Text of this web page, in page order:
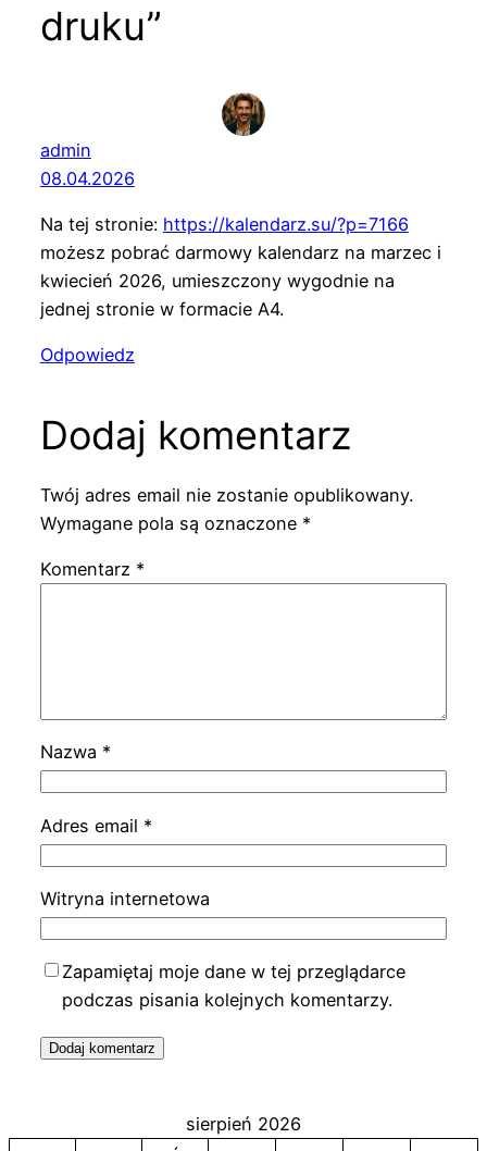
druku”
admin
08.04.2026
Na tej stronie: https://kalendarz.su/?p=7166
możesz pobrać darmowy kalendarz na marzec i
kwiecień 2026, umieszczony wygodnie na
jednej stronie w formacie A4.
Odpowiedz
Dodaj komentarz
Twój adres email nie zostanie opublikowany.
Wymagane pola są oznaczone *
Komentarz *
Nazwa *
Adres email *
Witryna internetowa
Zapamiętaj moje dane w tej przeglądarce
podczas pisania kolejnych komentarzy.
sierpień 2026